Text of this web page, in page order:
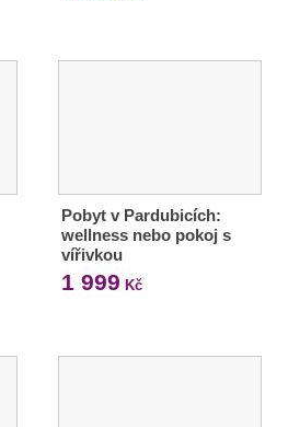
Pobyt v Pardubicích:
wellness nebo pokoj s
vířivkou
1 999 Kč